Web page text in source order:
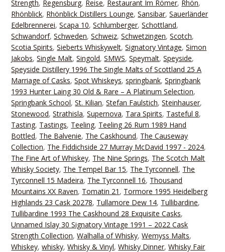
Strength, Regensburg, Reise, Restaurant Im Römer, Rhön,
Rhönblick, Rhönblick Distillers Lounge,Sansibar,Sauerländer
Edelbrennerei,Scapa 10,Schlumberger,Schottland,
Schwandorf,Schweden,Schweiz,Schwetzingen,Scotch,
Scotia Spirits,Sieberts Whiskywelt,Signatory Vintage,Simon
Jakobs,Single Malt,Singold,SMWS,Speymalt,Speyside,
Speyside Distillery 1996 The Single Malts of Scottland 25 A
Marriage of Casks,Spot Whiskeys,springbank,Springbank
1993 Hunter Laing 30 Old & Rare – A Platinum Selection,
Springbank School,St. Kilian,Stefan Faulstich,Steinhauser,
Stonewood,Strathisla,Supernova, Tara Spirits, Tasteful 8,
Tasting, Tastings, Teeling, Teeling 26 Rum 1989 Hand
Bottled, The Balvenie, The Caskhound, The Causeway
Collection, The Fiddichside 27 Murray McDavid 1997 - 2024,
The Fine Art of Whiskey, The Nine Springs, The Scotch Malt
Whisky Society, The Tempel Bar 15, The Tyrconnell, The
Tyrconnell 15 Madeira, The Tyrconnell 16, Thousand
Mountains XX Raven, Tomatin 21 , Tormore 1995 Heidelberg
Highlands 23 Cask 20278, Tullamore Dew 14, Tullibardine,
Tullibardine 1993 The Caskhound 28 Exquisite Casks,
Unnamed Islay 30 Signatory Vintage 1991 – 2022 Cask
Strength Collection,Walhalla of Whisky,Wemyss Malts,
Whiskey,whisky,Whisky & Vinyl,Whisky Dinner,Whisky Fair